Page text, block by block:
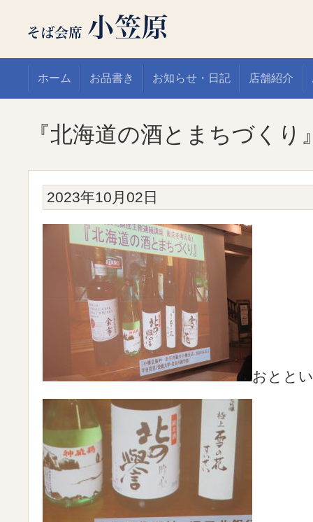
ホーム お品書き お知らせ・日記 店舗紹介
『北海道の酒とまちづくり
2023年10月02日
おとと